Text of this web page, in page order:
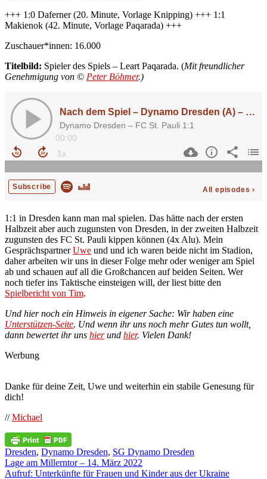
+++ 1:0 Daferner (20. Minute, Vorlage Knipping) +++ 1:1
Makienok (42. Minute, Vorlage Paqarada) +++
Zuschauer*innen: 16.000
Titelbild: Spieler des Spiels – Leart Paqarada. (Mit freundlicher
Genehmigung von © Peter Böhmer.)
1:1 in Dresden kann man mal spielen. Das hätte nach der ersten
Halbzeit aber auch zugunsten von Dresden, in der zweiten Halbzeit
zugunsten des FC St. Pauli kippen können (4x Alu). Mein
GesprächspartnerUwe und und ich waren beide nicht im Stadion,
daher arbeiten wir uns in dieser Folge mehr oder weniger am Spiel
ab und schauen auf all die Großchancen auf beiden Seiten. Wer
noch tiefer ins Taktische einsteigen will, der liest bitte den
Spielbericht von Tim.
Und hier noch ein Hinweis in eigener Sache: Wir haben eine
Unterstützen-Seite. Und wenn ihr uns noch mehr Gutes tun wollt,
dann bewertet ihr uns hierund hier. Vielen Dank!
Werbung
Danke für deine Zeit, Uwe und weiterhin ein stabile Genesung für
dich!
//Michael
Dresden, Dynamo Dresden, SG Dynamo Dresden
Beitragsnavigation
Lage am Millerntor – 14. März 2022
Aufruf: Unterkünfte für Frauen und Kinder aus der Ukraine